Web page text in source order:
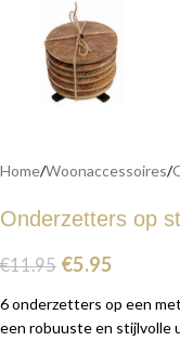
Home/Woonaccessoires/
Onderzetters op
€11.95 €5.95
6 onderzetters op een
een robuuste en stijlvolle